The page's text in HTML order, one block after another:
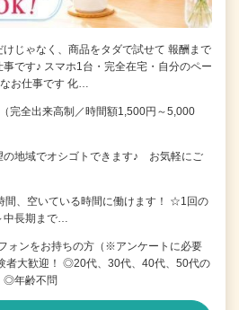
じゃなく、商品をタダで試せて 報酬まで
事です♪ スマホ1台・完全在宅・自分のペー
お仕事です 化…
完全出来高制／時間額1,500円～5,000
の地域でオシゴトできます♪ お気軽にご
間、空いている時間に働けます！ ☆1回の
中長期まで…
ォンをお持ちの方（※アンケートに必要
者大歓迎！ ◎20代、30代、40代、50代の
◎年齢不問